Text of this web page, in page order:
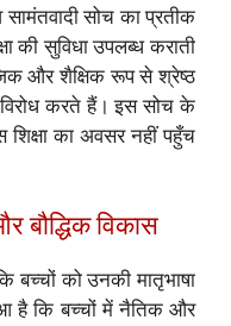
सोच का प्रतीक
की सुविधा उपलब्ध कराती
और शैक्षिक रूप से श्रेष्ठ
करते हैं। इस सोच के
का अवसर नहीं पहुँच
बौद्धिक विकास
बच्चों को उनकी मातृभाषा
है कि बच्चों में नैतिक और